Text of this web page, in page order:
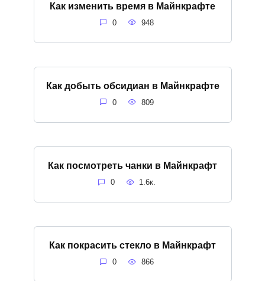
Как изменить время в Майнкрафте
0 948
Как добыть обсидиан в Майнкрафте
0 809
Как посмотреть чанки в Майнкрафт
0 1.6к.
Как покрасить стекло в Майнкрафт
0 866